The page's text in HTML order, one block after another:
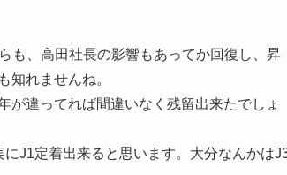
も、高田社長の影響もあってか回復し、昇
知れませんね。
が違ってれば間違いなく残留出来たでしょ
J1定着出来ると思います。大分なんかは